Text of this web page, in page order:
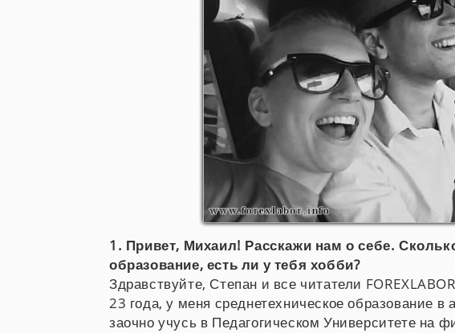
1. Привет, Михаил! Расскажи нам о себе.
образование, есть ли у тебя хобби?
Здравствуйте, Степан и все читатели
23 года, у меня среднетехническое образование
заочно учусь в Педагогическом Университете на